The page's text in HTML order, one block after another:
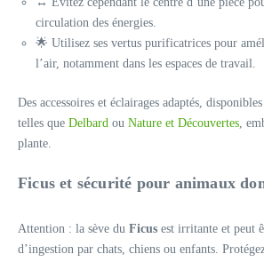
circulation des énergies.
🌟 Utilisez ses vertus purificatrices pour
l’air, notamment dans les espaces de travail.
Des accessoires et éclairages adaptés,
telles que Delbard ou Nature et Découvertes,
plante.
Ficus et sécurité pour animaux
Attention : la sève du Ficus est irritante et peut
d’ingestion par chats, chiens ou enfants.